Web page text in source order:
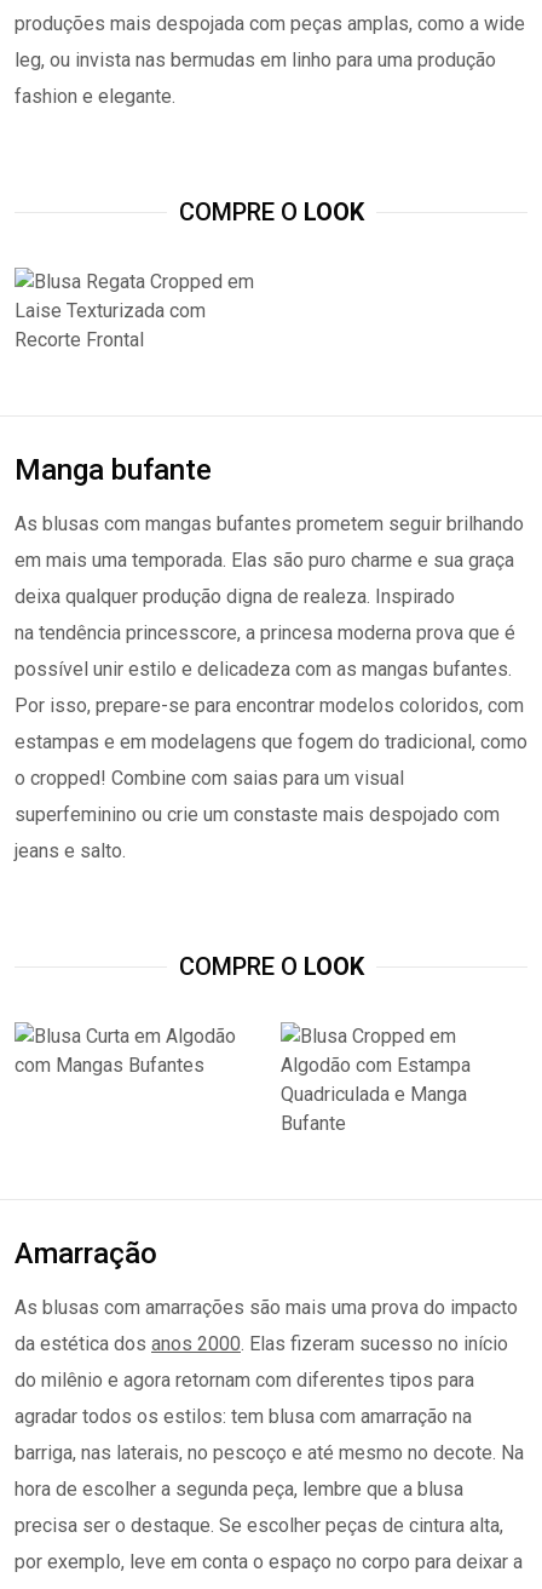
produções mais despojada com peças amplas, como a wide
leg, ou invista nas bermudas em linho para uma produção
fashion e elegante.
COMPRE O LOOK
Manga bufante
As blusas com mangas bufantes prometem seguir brilhando
em mais uma temporada. Elas são puro charme e sua graça
deixa qualquer produção digna de realeza. Inspirado
na tendência princesscore, a princesa moderna prova que é
possível unir estilo e delicadeza com as mangas bufantes.
Por isso, prepare-se para encontrar modelos coloridos, com
estampas e em modelagens que fogem do tradicional, como
o cropped! Combine com saias para um visual
superfeminino ou crie um constaste mais despojado com
jeans e salto.
COMPRE O LOOK
Amarração
As blusas com amarrações são mais uma prova do impacto
da estética dos anos 2000. Elas fizeram sucesso no início
do milênio e agora retornam com diferentes tipos para
agradar todos os estilos: tem blusa com amarração na
barriga, nas laterais, no pescoço e até mesmo no decote. Na
hora de escolher a segunda peça, lembre que a blusa
precisa ser o destaque. Se escolher peças de cintura alta,
por exemplo, leve em conta o espaço no corpo para deixar a